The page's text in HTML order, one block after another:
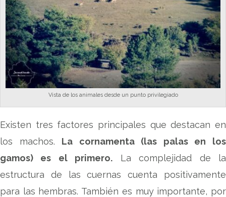
Vista de los animales desde un punto privilegiado
Existen tres factores principales que destacan en
los machos. La cornamenta (las palas en los
gamos) es el primero. La complejidad de la
estructura de las cuernas cuenta positivamente
para las hembras. También es muy importante, por